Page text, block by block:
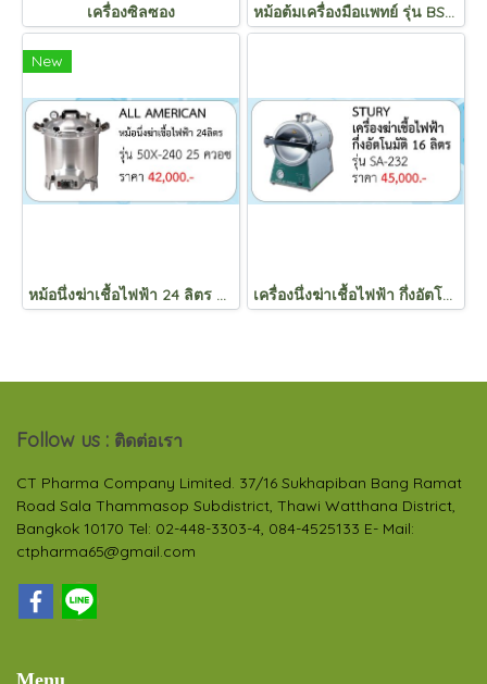
เครื่องซิลซอง หม้อต้มเครื่องมือแพทย์ รุ่น BS-8L
New
หม้อนึ่งฆ่าเชื้อไฟฟ้า 24 ลิตร 25 ควอซ (รุ่น 50X-240) เครื่องนึ่งฆ่าเชื้อไฟฟ้า กึ่งอัตโนมัติ 16 ลิตร (รุ่น SA-232)
Follow us : ติดต่อเรา
CT Pharma Company Limited. 37/16 Sukhapiban Bang Ramat
Road Sala Thammasop Subdistrict, Thawi Watthana District,
Bangkok 10170 Tel: 02-448-3303-4, 084-4525133 E- Mail:
ctpharma65@gmail.com
Menu